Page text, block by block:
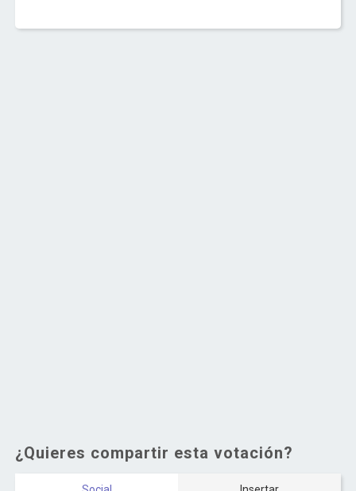
¿Quieres compartir esta votación?